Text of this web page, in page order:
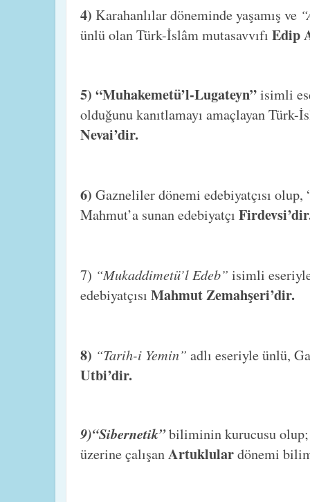
4) Karahanlılar döneminde yaşamış ve
ünlü olan Türk-İslâm mutasavvıfı Edip
5) “Muhakemetü’l-Lugateyn”isimli
olduğunu kanıtlamayı amaçlayan Türk-
Nevai’dir.
6) Gazneliler dönemi edebiyatçısı olup,
Mahmut’a sunan edebiyatçı
7) “Mukaddimetü’l Edeb” isimli
edebiyatçısı Mahmut Zemahşeri’dir.
8) “Tarih-i Yemin” adlı eseriyle ünlü,
Utbi’dir.
9)“Sibernetik”biliminin kurucusu olup;
üzerine çalışanArtuklulardönemi